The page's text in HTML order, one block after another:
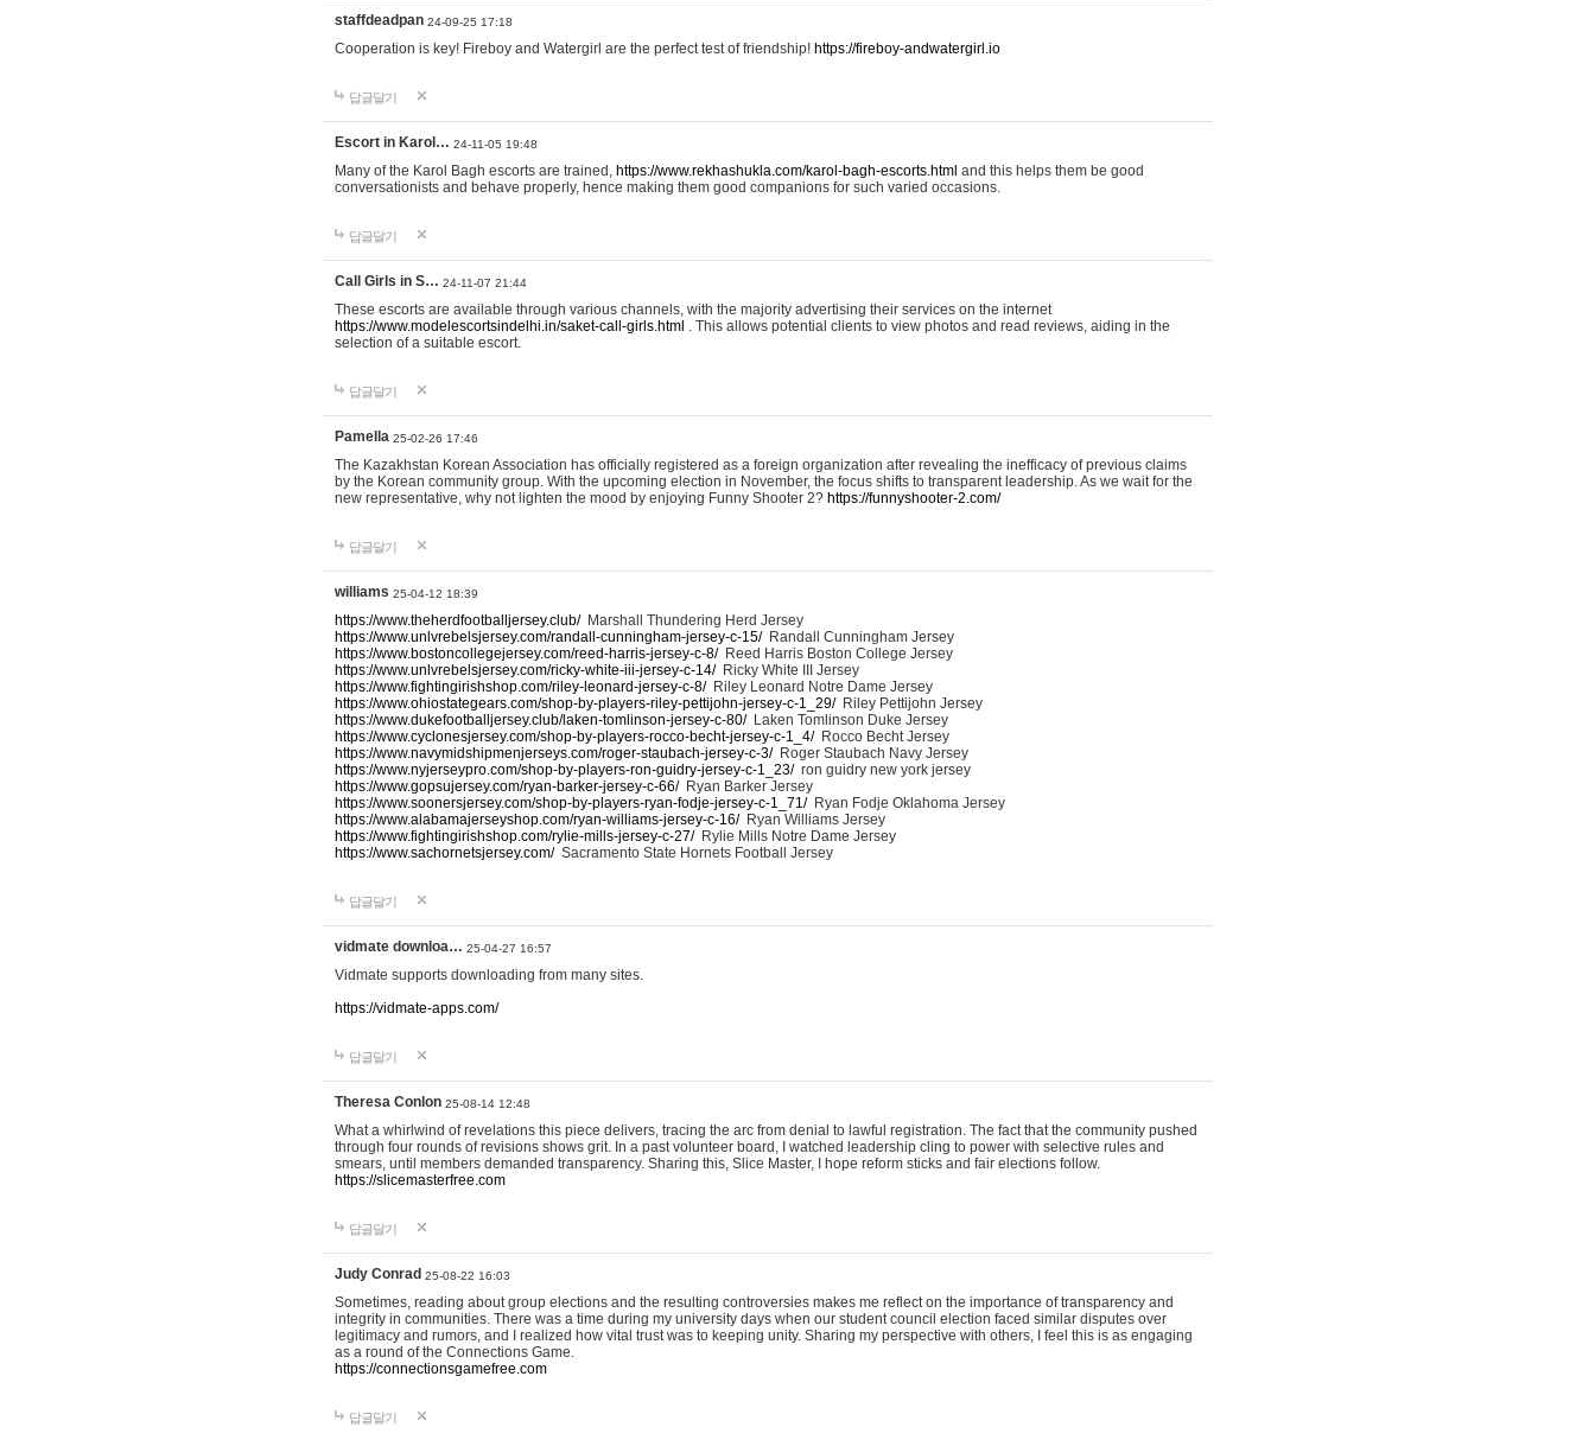
staffdeadpan 24-09-25 17:18
Cooperation is key! Fireboy and Watergirl are the perfect test of friendship! https://fireboy-andwatergirl.io
답글달기
Escort in Karol… 24-11-05 19:48
Many of the Karol Bagh escorts are trained, https://www.rekhashukla.com/karol-bagh-escorts.html and this helps them be good
conversationists and behave properly, hence making them good companions for such varied occasions.
답글달기
Call Girls in S… 24-11-07 21:44
These escorts are available through various channels, with the majority advertising their services on the internet
https://www.modelescortsindelhi.in/saket-call-girls.html . This allows potential clients to view photos and read reviews, aiding in the
selection of a suitable escort.
답글달기
Pamella 25-02-26 17:46
The Kazakhstan Korean Association has officially registered as a foreign organization after revealing the inefficacy of previous claims
by the Korean community group. With the upcoming election in November, the focus shifts to transparent leadership. As we wait for the
new representative, why not lighten the mood by enjoying Funny Shooter 2? https://funnyshooter-2.com/
답글달기
williams 25-04-12 18:39
https://www.theherdfootballjersey.club/Marshall Thundering Herd Jersey
https://www.unlvrebelsjersey.com/randall-cunningham-jersey-c-15/Randall Cunningham Jersey
https://www.bostoncollegejersey.com/reed-harris-jersey-c-8/Reed Harris Boston College Jersey
https://www.unlvrebelsjersey.com/ricky-white-iii-jersey-c-14/Ricky White III Jersey
https://www.fightingirishshop.com/riley-leonard-jersey-c-8/Riley Leonard Notre Dame Jersey
https://www.ohiostategears.com/shop-by-players-riley-pettijohn-jersey-c-1_29/Riley Pettijohn Jersey
https://www.dukefootballjersey.club/laken-tomlinson-jersey-c-80/Laken Tomlinson Duke Jersey
https://www.cyclonesjersey.com/shop-by-players-rocco-becht-jersey-c-1_4/Rocco Becht Jersey
https://www.navymidshipmenjerseys.com/roger-staubach-jersey-c-3/Roger Staubach Navy Jersey
https://www.nyjerseypro.com/shop-by-players-ron-guidry-jersey-c-1_23/ron guidry new york jersey
https://www.gopsujersey.com/ryan-barker-jersey-c-66/Ryan Barker Jersey
https://www.soonersjersey.com/shop-by-players-ryan-fodje-jersey-c-1_71/Ryan Fodje Oklahoma Jersey
https://www.alabamajerseyshop.com/ryan-williams-jersey-c-16/Ryan Williams Jersey
https://www.fightingirishshop.com/rylie-mills-jersey-c-27/Rylie Mills Notre Dame Jersey
https://www.sachornetsjersey.com/Sacramento State Hornets Football Jersey
답글달기
vidmate downloa… 25-04-27 16:57
Vidmate supports downloading from many sites.
https://vidmate-apps.com/
답글달기
Theresa Conlon 25-08-14 12:48
What a whirlwind of revelations this piece delivers, tracing the arc from denial to lawful registration. The fact that the community pushed
through four rounds of revisions shows grit. In a past volunteer board, I watched leadership cling to power with selective rules and
smears, until members demanded transparency. Sharing this, Slice Master, I hope reform sticks and fair elections follow.
https://slicemasterfree.com
답글달기
Judy Conrad 25-08-22 16:03
Sometimes, reading about group elections and the resulting controversies makes me reflect on the importance of transparency and
integrity in communities. There was a time during my university days when our student council election faced similar disputes over
legitimacy and rumors, and I realized how vital trust was to keeping unity. Sharing my perspective with others, I feel this is as engaging
as a round of the Connections Game.
https://connectionsgamefree.com
답글달기